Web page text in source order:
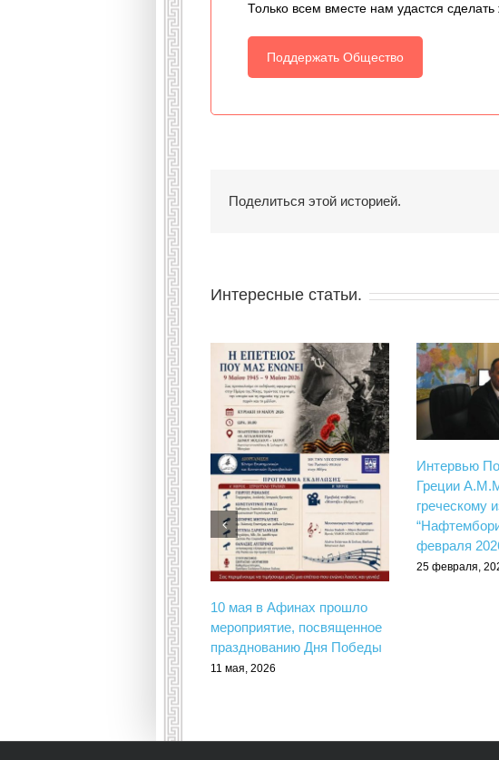
Только всем вместе нам удастся
Поддержать Общество
Поделиться этой историей.
Интересные статьи.
10 мая в Афинах прошло
мероприятие, посвященное
празднованию Дня Победы
11 мая, 2026
Интервью
Греции
греческому
февраля
25 февраля,